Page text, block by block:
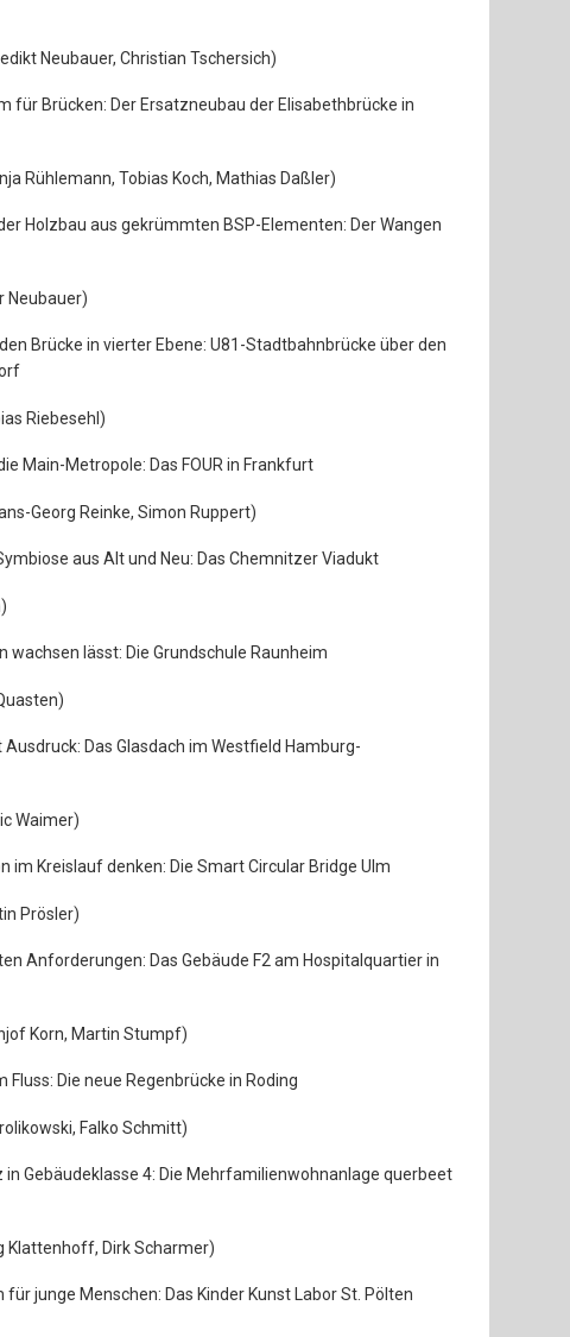
Neubauer, Christian Tschersich)
für Brücken: Der Ersatzneubau der Elisabethbrücke in
Rühlemann, Tobias Koch, Mathias Daßler)
Holzbau aus gekrümmten BSP-Elementen: Der Wangen
Neubauer)
Brücke in vierter Ebene: U81-Stadtbahnbrücke über den
Riebesehl)
Main-Metropole: Das FOUR in Frankfurt
Georg Reinke, Simon Ruppert)
aus Alt und Neu: Das Chemnitzer Viadukt
wachsen lässt: Die Grundschule Raunheim
Das Glasdach im Westfield Hamburg-
Waimer)
im Kreislauf denken: Die Smart Circular Bridge Ulm
Prösler)
Anforderungen: Das Gebäude F2 am Hospitalquartier in
Korn, Martin Stumpf)
Fluss: Die neue Regenbrücke in Roding
Falko Schmitt)
in Gebäudeklasse 4: Die Mehrfamilienwohnanlage querbeet
Klattenhoff, Dirk Scharmer)
für junge Menschen: Das Kinder Kunst Labor St. Pölten